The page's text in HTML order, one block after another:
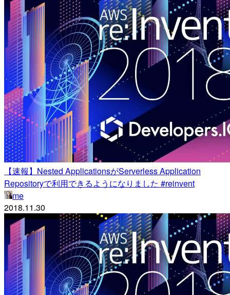
【速報】Nested ApplicationsがServerless Application
Repositoryで利用できるようになりました #reinvent
me
2018.11.30